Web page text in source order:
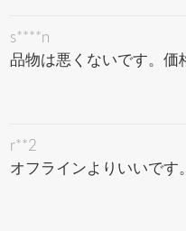
s****n
品物は悪くないです。価
r**2
オフラインよりいいです